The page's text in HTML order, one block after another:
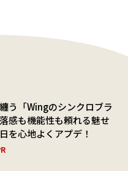
う「Wingのシンクロブラ
感も機能性も頼れる魅せ
を心地よくアプデ！